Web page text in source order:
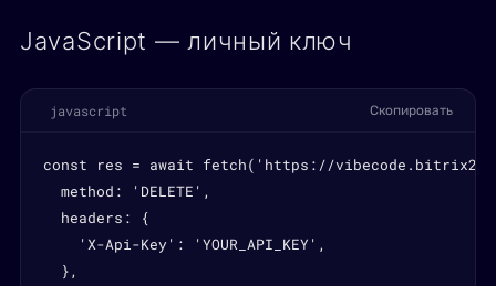
JavaScript — личный ключ
javascript Скопировать
const res = await fetch('https://
  method: 'DELETE',
  headers: {
    'X-Api-Key': 'YOUR_API_KEY',
  },